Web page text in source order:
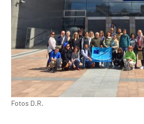
Fotos D.R.